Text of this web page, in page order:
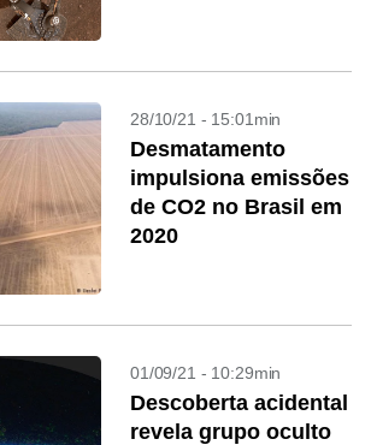
28/10/21 - 15:01min
Desmatamento
impulsiona emissões
de CO2 no Brasil em
2020
01/09/21 - 10:29min
Descoberta acidental
revela grupo oculto